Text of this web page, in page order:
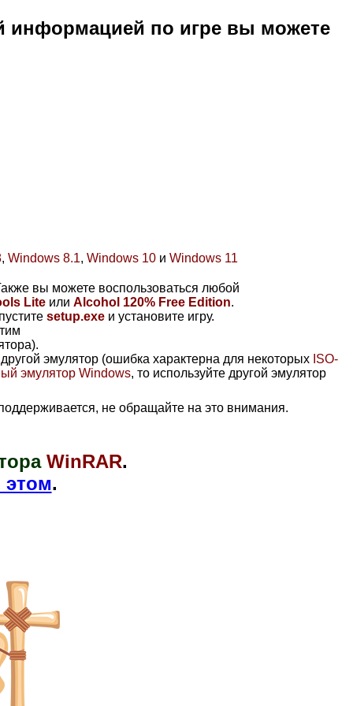
информацией по игре вы можете
, Windows 8.1, Windows 10 и Windows 11
вы можете воспользоваться любой
Liteили Alcohol 120% Free Edition.
setup.exeи установите игру.
другой эмулятор (ошибка характерна для некоторых ISO-
эмулятор Windows, то используйте другой эмулятор
не обращайте на это внимания.
WinRAR.
.